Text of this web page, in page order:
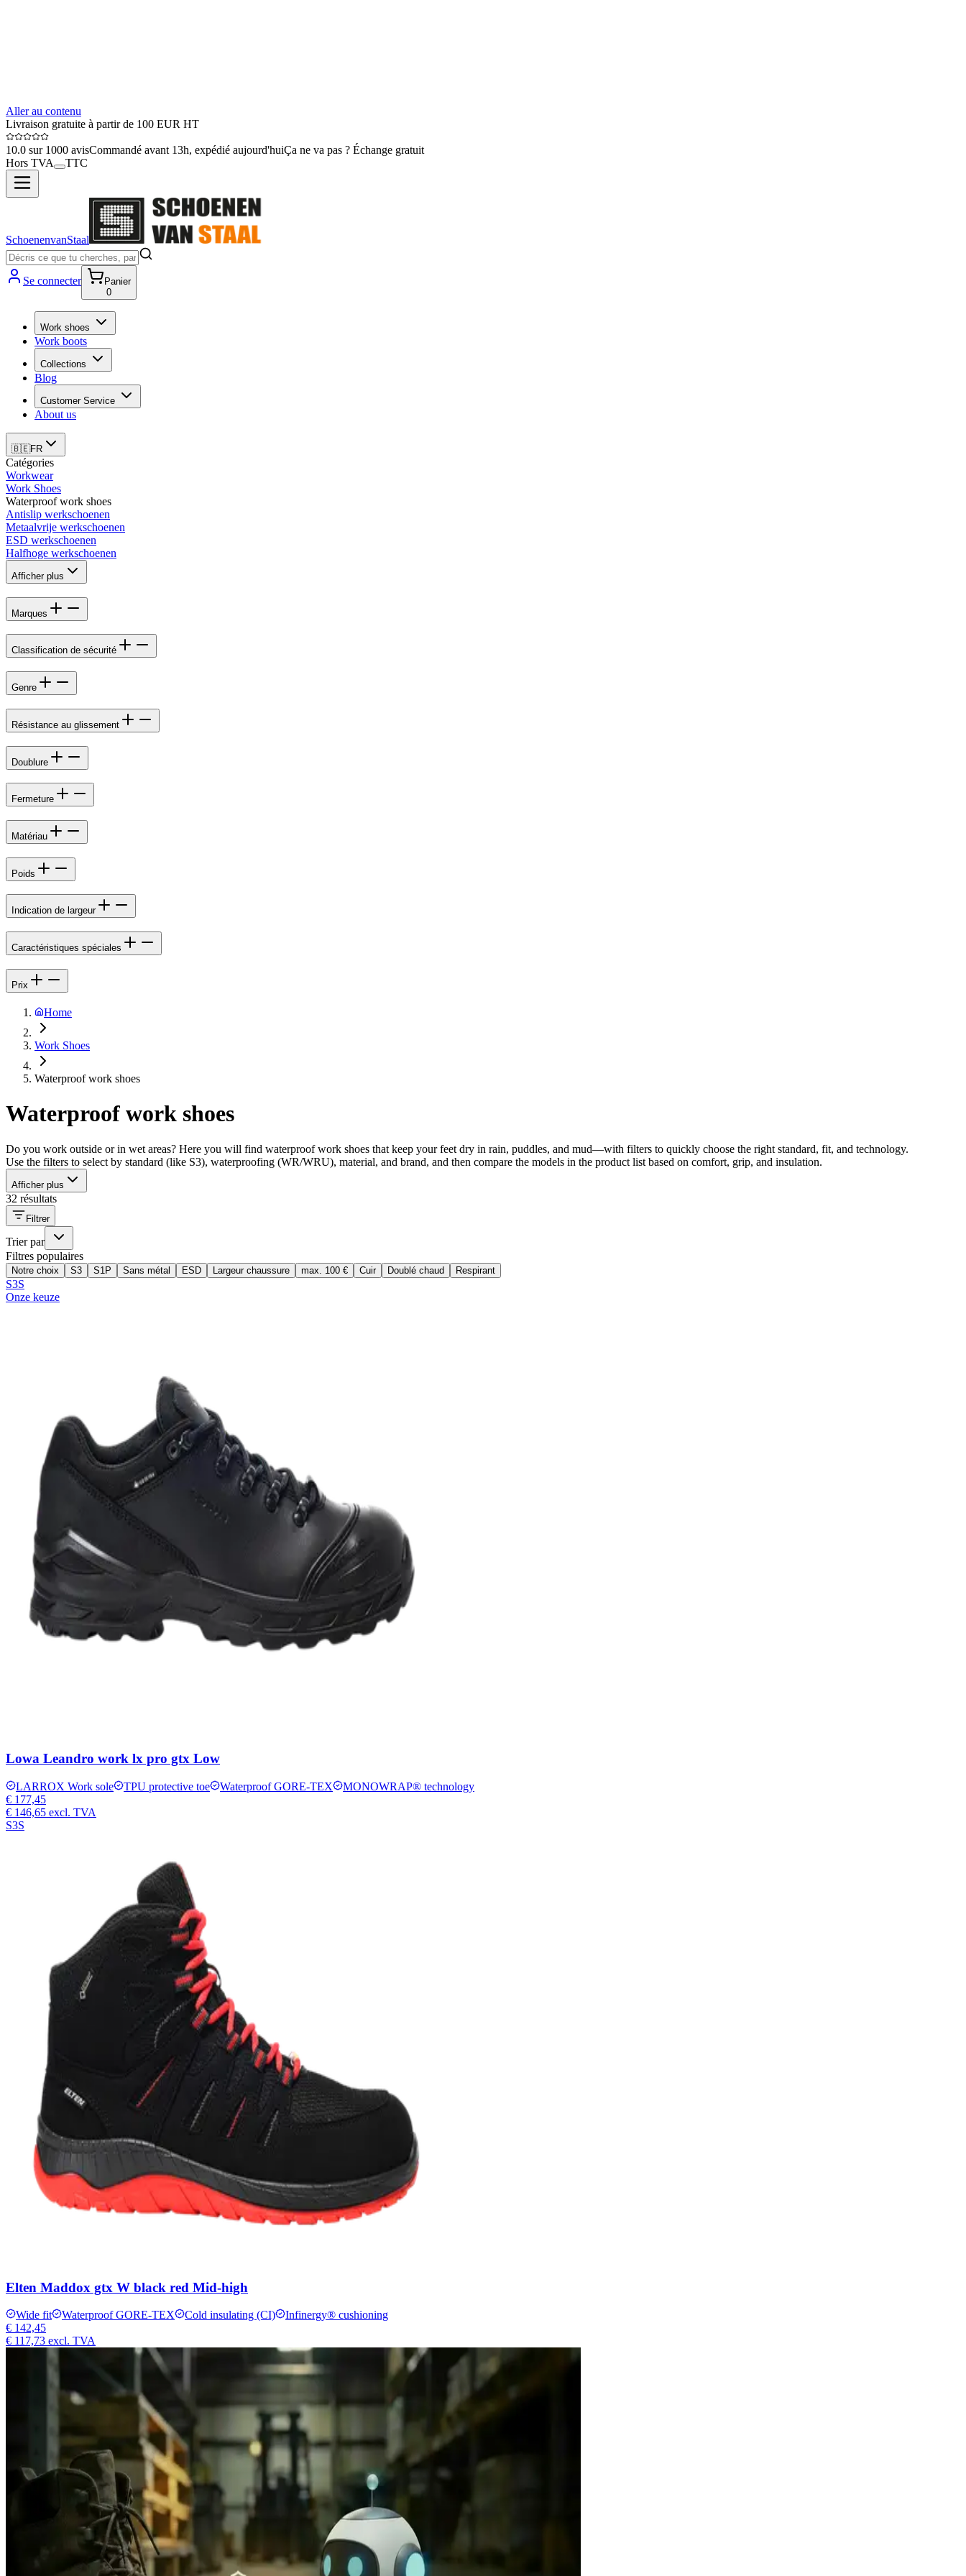
Aller au contenu
Livraison gratuite à partir de 100 EUR HT
10.0 sur 1000 avisCommandé avant 13h, expédié aujourd'huiÇa ne va pas ? Échange gratuit
Hors TVA
TTC
SchoenenvanStaal
Se connecter
Panier
0
Work shoes
Work boots
Collections
Blog
Customer Service
About us
🇧🇪FR
Catégories
Workwear
Work Shoes
Waterproof work shoes
Antislip werkschoenen
Metaalvrije werkschoenen
ESD werkschoenen
Halfhoge werkschoenen
Afficher plus
Marques
Classification de sécurité
Genre
Résistance au glissement
Doublure
Fermeture
Matériau
Poids
Indication de largeur
Caractéristiques spéciales
Prix
Home
Work Shoes
Waterproof work shoes
Waterproof work shoes
Do you work outside or in wet areas? Here you will find waterproof work shoes that keep your feet dry in rain, puddles, and mud—with filters to quickly choose the right standard, fit, and technology.
Use the filters to select by standard (like S3), waterproofing (WR/WRU), material, and brand, and then compare the models in the product list based on comfort, grip, and insulation.
Afficher plus
32 résultats
Filtrer
Trier par
Filtres populaires
Notre choix S3 S1P Sans métal ESD Largeur chaussure max. 100 € Cuir Doublé chaud Respirant
S3S
Onze keuze
Lowa Leandro work lx pro gtx Low
LARROX Work sole TPU protective toe Waterproof GORE-TEX
MONOWRAP® technology
€ 177,45
€ 146,65 excl. TVA
S3S
Elten Maddox gtx W black red Mid-high
Wide fit Waterproof GORE-TEX Cold insulating (CI)
Infinergy® cushioning
€ 142,45
€ 117,73 excl. TVA